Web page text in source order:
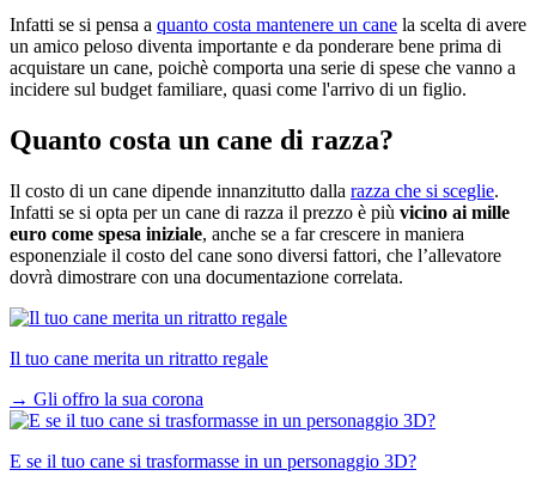
Infatti se si pensa a quanto costa mantenere un cane la scelta di avere
un amico peloso diventa importante e da ponderare bene prima di
acquistare un cane, poichè comporta una serie di spese che vanno a
incidere sul budget familiare, quasi come l'arrivo di un figlio.
Quanto costa un cane di razza?
Il costo di un cane dipende innanzitutto dalla razza che si sceglie.
Infatti se si opta per un cane di razza il prezzo è più vicino ai mille
euro come spesa iniziale, anche se a far crescere in maniera
esponenziale il costo del cane sono diversi fattori, che l’allevatore
dovrà dimostrare con una documentazione correlata.
Il tuo cane merita un ritratto regale
→ Gli offro la sua corona
E se il tuo cane si trasformasse in un personaggio 3D?